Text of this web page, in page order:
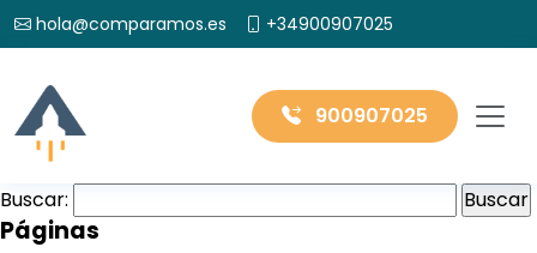
hola@comparamos.es +34900907025
900907025
Buscar:
Páginas